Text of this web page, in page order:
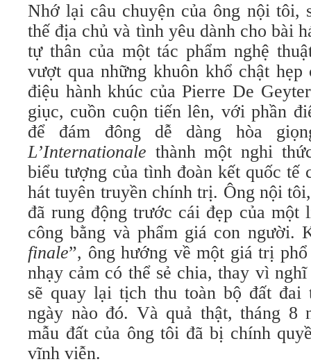
Nhớ lại câu chuyện của ông nội tôi,
thế địa chủ và tình yêu dành cho bài
tự thân của một tác phẩm nghệ
vượt qua những khuôn khổ chật
điệu hành khúc của Pierre De
giục, cuồn cuộn tiến lên, với phần
để đám đông dễ dàng hòa
L’Internationale thành một nghi
biểu tượng của tình đoàn kết quốc tế
hát tuyên truyền chính trị. Ông nội
đã rung động trước cái đẹp của một
công bằng và phẩm giá con người.
finale”, ông hướng về một giá trị
nhạy cảm có thể sẻ chia, thay vì
sẽ quay lại tịch thu toàn bộ đất đai
ngày nào đó. Và quả thật, tháng 8
mẫu đất của ông tôi đã bị chính
vĩnh viễn.